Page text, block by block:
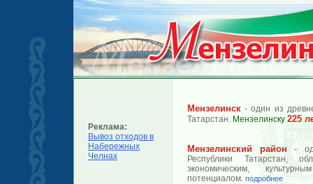
Реклама:
Вывоз отходов в
Набережных
Челнах
Мензелинск - один из
Татарстан. Мензелинску 225
Мензелинский район -
Республики Татарстан,
экономическим,
потенциалом. подробнее